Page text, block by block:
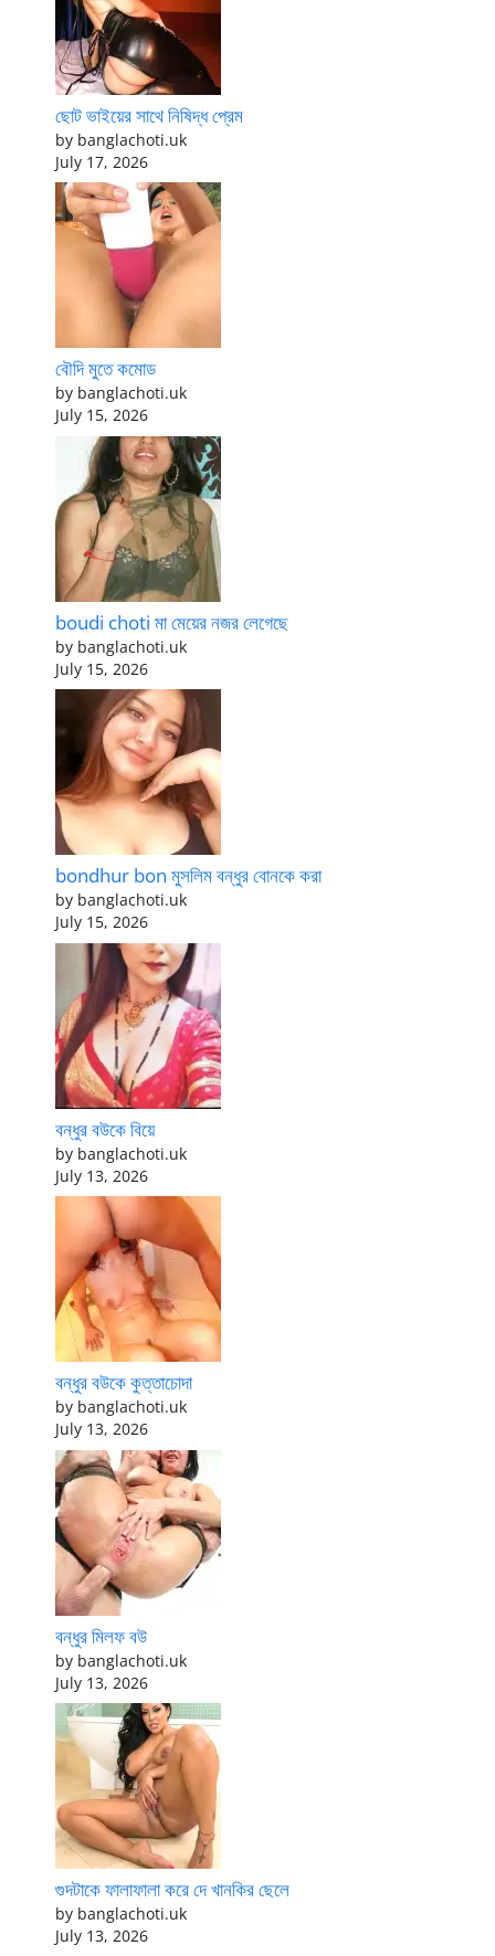
ছোট ভাইয়ের সাথে নিষিদ্ধ প্রেম
by banglachoti.uk
July 17, 2026
বৌদি মুতে কমোড
by banglachoti.uk
July 15, 2026
boudi choti মা মেয়ের নজর লেগেছে
by banglachoti.uk
July 15, 2026
bondhur bon মুসলিম বন্ধুর বোনকে করা
by banglachoti.uk
July 15, 2026
বন্ধুর বউকে বিয়ে
by banglachoti.uk
July 13, 2026
বন্ধুর বউকে কুত্তাচোদা
by banglachoti.uk
July 13, 2026
বন্ধুর মিলফ বউ
by banglachoti.uk
July 13, 2026
গুদটাকে ফালাফালা করে দে খানকির ছেলে
by banglachoti.uk
July 13, 2026